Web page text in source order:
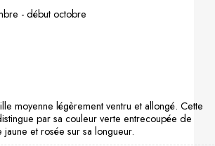
- début octobre
moyenne légèrement ventru et allongé. Cette
par sa couleur verte entrecoupée de
jaune et rosée sur sa longueur.